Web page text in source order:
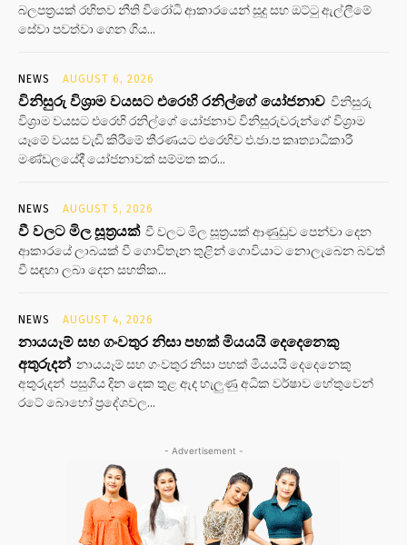
බලපත්‍රයක් රහිතව නීති විරෝධි ආකාරයෙන් සූදු සහ ඔට්ටු ඇල්ලීමේ
සේවා පවත්වා ගෙන ගිය...
NEWS AUGUST 6, 2026
විනිසුරු විශ්‍රාම වයසට එරෙහි රනිල්ගේ යෝජනාව විනිසුරු
විශ්‍රාම වයසට එරෙහි රනිල්ගේ යෝජනාව විනිසුරුවරුන්ගේ විශ්‍රාම
යෑමේ වයස වැඩි කිරීමේ තීරණයට එරෙහිව එ.ජා.ප කෘත්‍යාධිකාරී
මණ්ඩලයේදී යෝජනාවක් සම්මත කර...
NEWS AUGUST 5, 2026
වී වලට මිල සූත්‍රයක් වී වලට මිල සූත්‍රයක් ආණුඩුව පෙන්වා දෙන
ආකාරයේ ලාබයක් වී ගොවිතැන තුළින් ගොවියාට නොලැබෙන බවත්
වී සඳහා ලබා දෙන සහතික...
NEWS AUGUST 4, 2026
නායයෑම් සහ ගංවතුර නිසා පහක් මියයයි දෙදෙනෙකු
අතුරුදන් නායයෑම් සහ ගංවතුර නිසා පහක් මියයයි දෙදෙනෙකු
අතුරුදන් පසුගිය දින දෙක තුළ ඇද හැලුණු අධික වර්ෂාව හේතුවෙන්
රටේ බොහෝ ප්‍රදේශවල...
- Advertisement -